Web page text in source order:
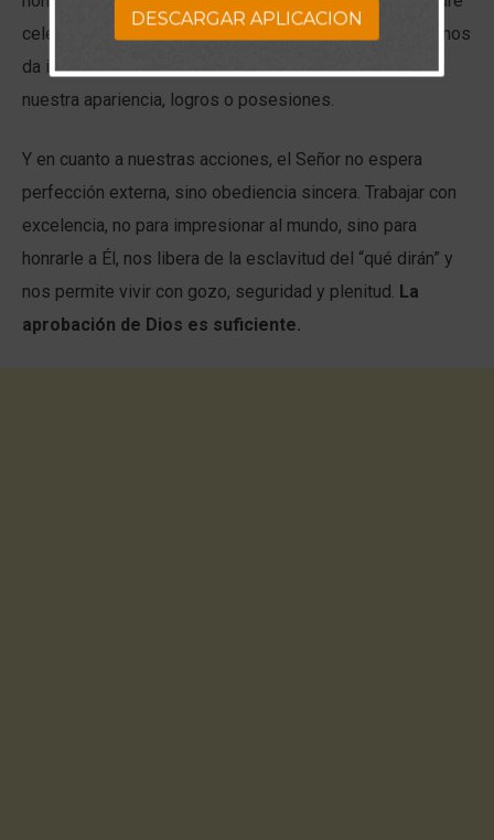
celestial piensa de nosotros, todo cambia. Él es quien nos
da identidad, valor y propósito. Su amor no depende de
nuestra apariencia, logros o posesiones.
Y en cuanto a nuestras acciones, el Señor no espera
perfección externa, sino obediencia sincera. Trabajar con
excelencia, no para impresionar al mundo, sino para
honrarle a Él, nos libera de la esclavitud del “qué dirán” y
nos permite vivir con gozo, seguridad y plenitud. La
aprobación de Dios es suficiente.
DESCARGAR APLICACION